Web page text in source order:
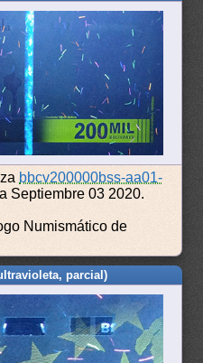
bbcv200000bss-aa01-
Septiembre 03 2020.
Numismático de
parcial)